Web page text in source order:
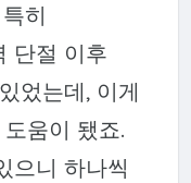
히
단절 이후
었는데, 이게
움이 됐죠.
으니 하나씩